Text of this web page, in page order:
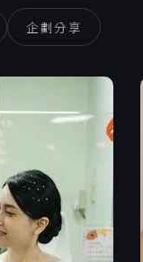
企劃分享